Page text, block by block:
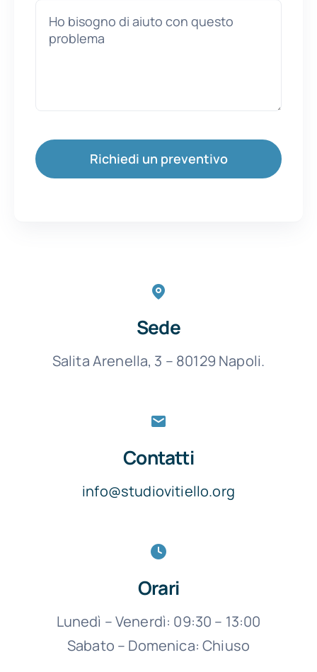
Richiedi un preventivo
Sede
Salita Arenella, 3 – 80129 Napoli.
Contatti
info@studiovitiello.org
Orari
Lunedì – Venerdì: 09:30 – 13:00
Sabato – Domenica: Chiuso